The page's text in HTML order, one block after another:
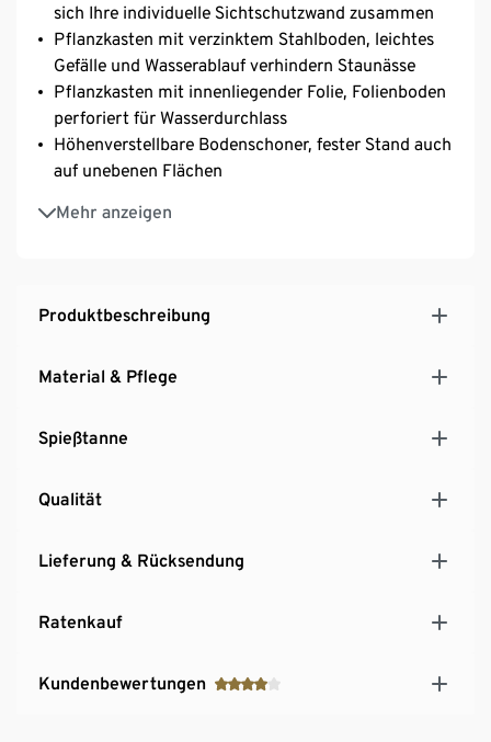
sich Ihre individuelle Sichtschutzwand zusammen
Pflanzkasten mit verzinktem Stahlboden, leichtes
Gefälle und Wasserablauf verhindern Staunässe
Pflanzkasten mit innenliegender Folie, Folienboden
perforiert für Wasserdurchlass
Höhenverstellbare Bodenschoner, fester Stand auch
auf unebenen Flächen
Mehr anzeigen
Inkl. Wandbefestigung und Verbindungs-
Befestigung für modularen Nutzen
Ein Element unserer Möbelserie »Elin«
Produktbeschreibung
Material & Pflege
Spießtanne
Qualität
Lieferung & Rücksendung
Ratenkauf
Kundenbewertungen